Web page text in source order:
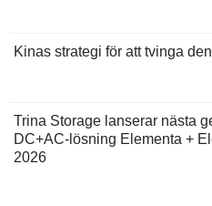
Kinas strategi för att tvinga
Trina Storage lanserar nästa
DC+AC-lösning Elementa +
2026